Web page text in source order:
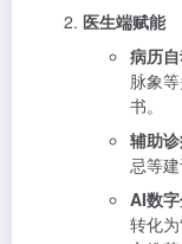
医生端赋能
病历
脉象
书。
辅助
忌等
AI数
转化